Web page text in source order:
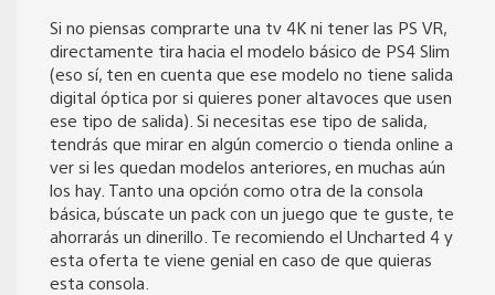
Si no piensas comprarte una tv 4K ni tener las PS VR,
directamente tira hacia el modelo básico de PS4 Slim
(eso sí, ten en cuenta que ese modelo no tiene salida
digital óptica por si quieres poner altavoces que usen
ese tipo de salida). Si necesitas ese tipo de salida,
tendrás que mirar en algún comercio o tienda online a
ver si les quedan modelos anteriores, en muchas aún
los hay. Tanto una opción como otra de la consola
básica, búscate un pack con un juego que te guste, te
ahorrarás un dinerillo. Te recomiendo el Uncharted 4 y
esta oferta te viene genial en caso de que quieras
esta consola.